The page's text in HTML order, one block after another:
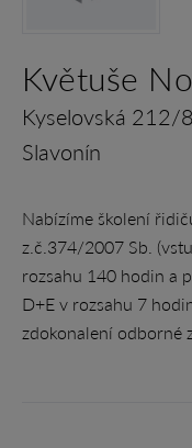
Květuše
Kyselovská 212/
Slavonín
Nabízíme školení
z.č.374/2007 Sb.
rozsahu 140 hodin a
D+E v rozsahu 7
zdokonalení odborné